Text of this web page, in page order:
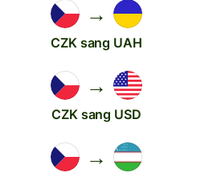
→
CZK sang UAH
→
CZK sang USD
→